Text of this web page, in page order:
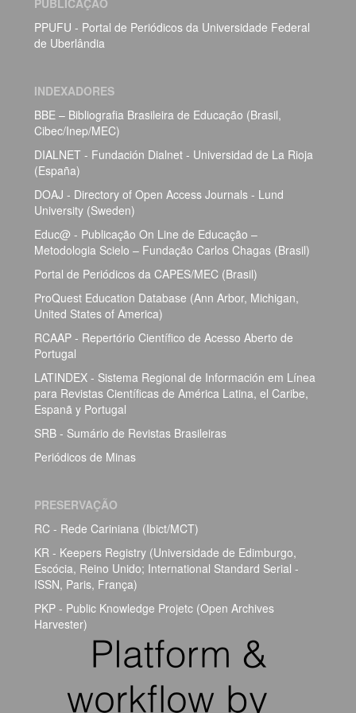
PPUFU - Portal de Periódicos da Universidade Federal
de Uberlândia
INDEXADORES
BBE – Bibliografia Brasileira de Educação (Brasil,
Cibec/Inep/MEC)
DIALNET - Fundación Dialnet - Universidad de La Rioja
(España)
DOAJ - Directory of Open Access Journals - Lund
University (Sweden)
Educ@ - Publicação On Line de Educação –
Metodologia Scielo – Fundação Carlos Chagas (Brasil)
Portal de Periódicos da CAPES/MEC (Brasil)
ProQuest Education Database (Ann Arbor, Michigan,
United States of America)
RCAAP - Repertório Científico de Acesso Aberto de
Portugal
LATINDEX - Sistema Regional de Información em Línea
para Revistas Científicas de América Latina, el Caribe,
Espanã y Portugal
SRB - Sumário de Revistas Brasileiras
Periódicos de Minas
PRESERVAÇÃO
RC - Rede Cariniana (Ibict/MCT)
KR - Keepers Registry (Universidade de Edimburgo,
Escócia, Reino Unido; International Standard Serial -
ISSN, Paris, França)
PKP - Public Knowledge Projetc (Open Archives
Harvester)